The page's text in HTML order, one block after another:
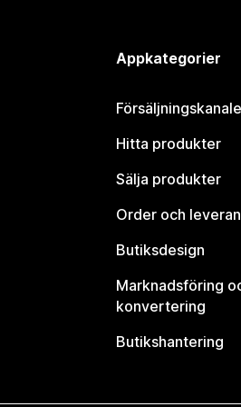
Appkategorier
Hitta produkter
Sälja produkter
Order och
Butiksdesign
Marknadsföring
konvertering
Butikshantering